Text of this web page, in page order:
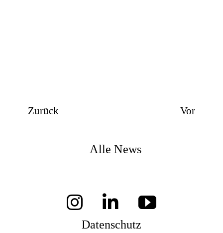
Zurück Vor
Alle News
Datenschutz